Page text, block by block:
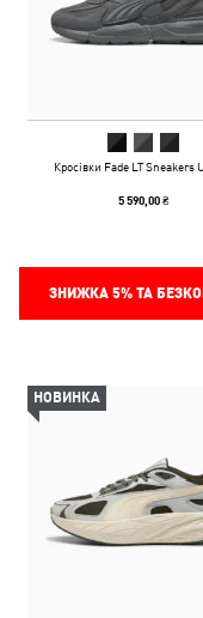
Кросівки Fade LT Sneakers
5 590,00 ₴
ЗНИЖКА 5%ТА
НОВИНКА